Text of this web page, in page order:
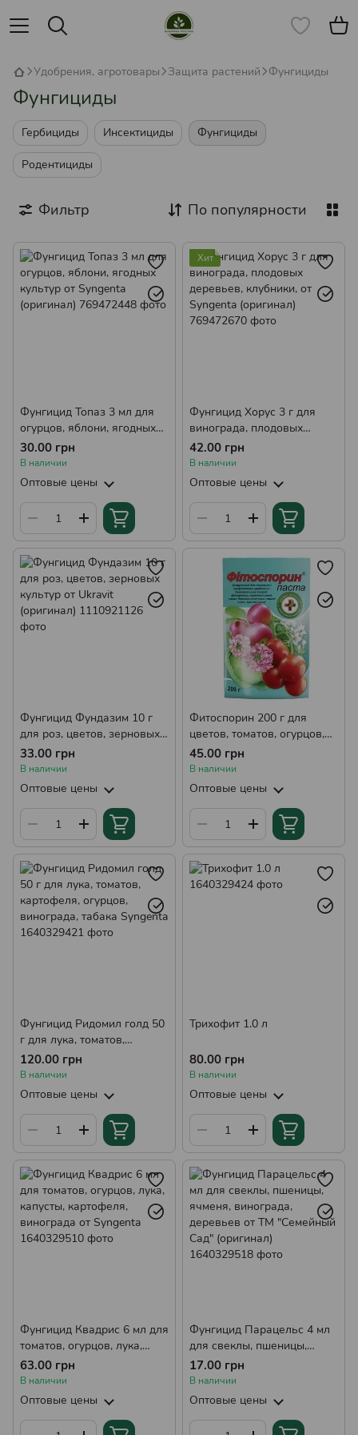
Удобрения, агротовары Защита растений Фунгициды
Фунгициды
Гербициды Инсектициды Фунгициды
Родентициды
Фильтр По популярности
Фунгицид Топаз 3 мл для
огурцов, яблони, ягодных
культур от Syngenta
(оригинал)
30.00 грн
В наличии
Оптовые цены
Хит
Фунгицид Хорус 3 г для
винограда, плодовых
деревьев, клубники, от
Syngenta (оригинал)
42.00 грн
В наличии
Оптовые цены
Фунгицид Фундазим 10 г
для роз, цветов, зерновых
культур от Ukravit
(оригинал)
33.00 грн
В наличии
Оптовые цены
Фитоспорин 200 г для
цветов, томатов, огурцов,
комнатеых растений,
Киссон
45.00 грн
В наличии
Оптовые цены
Фунгицид Ридомил голд 50
г для лука, томатов,
картофеля, огурцов,
винограда, табака Syngenta
120.00 грн
В наличии
Оптовые цены
Трихофит 1.0 л
80.00 грн
В наличии
Оптовые цены
Фунгицид Квадрис 6 мл для
томатов, огурцов, лука,
капусты, картофеля,
винограда от Syngenta
63.00 грн
В наличии
Оптовые цены
Фунгицид Парацельс 4 мл
для свеклы, пшеницы,
ячменя, винограда,
деревьев от ТМ "Семейный
Сад" (оригинал)
17.00 грн
В наличии
Оптовые цены